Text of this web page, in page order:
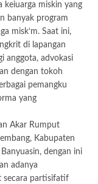
keiuarga miskin yang
banyak program
misk‘m. Saat ini,
di lapangan
anggota, advokasi
dengan tokoh
pemangku
yang
Akar Rumput
Kabupaten
dengan ini
adanya
secara partisifatif